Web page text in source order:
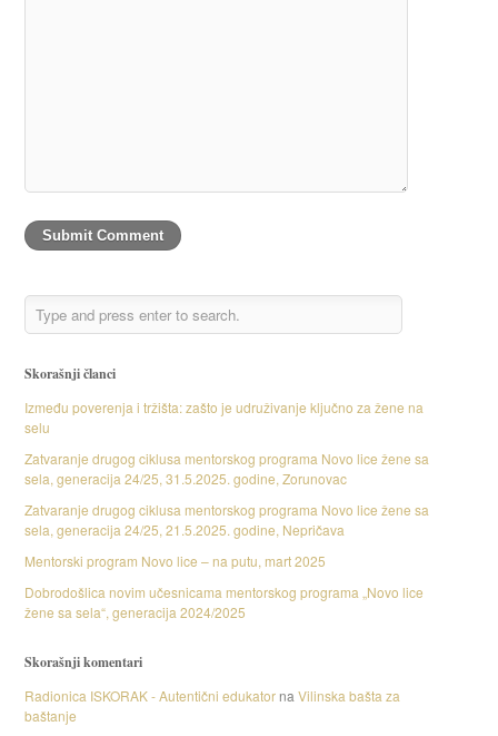
Skorašnji članci
Između poverenja i tržišta: zašto je udruživanje ključno za žene na
selu
Zatvaranje drugog ciklusa mentorskog programa Novo lice žene sa
sela, generacija 24/25, 31.5.2025. godine, Zorunovac
Zatvaranje drugog ciklusa mentorskog programa Novo lice žene sa
sela, generacija 24/25, 21.5.2025. godine, Nepričava
Mentorski program Novo lice – na putu, mart 2025
Dobrodošlica novim učesnicama mentorskog programa „Novo lice
žene sa sela“, generacija 2024/2025
Skorašnji komentari
Radionica ISKORAK - Autentični edukatorna Vilinska bašta za
baštanje